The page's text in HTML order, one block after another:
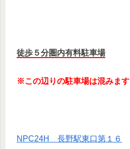
徒歩５分圏内有料駐車場
※この辺りの駐車場は混みます
NPC24H 長野駅東口第１６